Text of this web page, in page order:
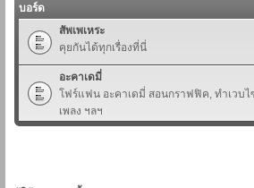
บอร์ด
สัพเพเหระ
คุยกันได้ทุกเรื่องที่นี่
อะคาเดมี่
โฟร์แฟน อะคาเดมี่ สอนกราฟฟิค, ทำเวบ
เพลง ฯลฯ